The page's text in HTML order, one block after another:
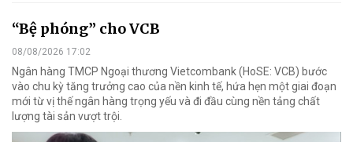
“Bệ phóng” cho VCB
08/08/2026 17:02
Ngân hàng TMCP Ngoại thương Vietcombank (HoSE: VCB) bước
vào chu kỳ tăng trưởng cao của nền kinh tế, hứa hẹn một giai đoạn
mới từ vị thế ngân hàng trọng yếu và đi đầu cùng nền tảng chất
lượng tài sản vượt trội.